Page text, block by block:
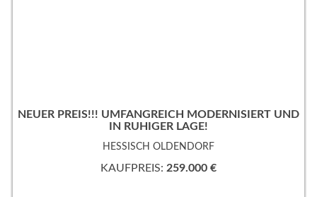
NEUER PREIS!!! UMFANGREICH MODERNISIERT UND
IN RUHIGER LAGE!
HESSISCH OLDENDORF
KAUFPREIS: 259.000 €